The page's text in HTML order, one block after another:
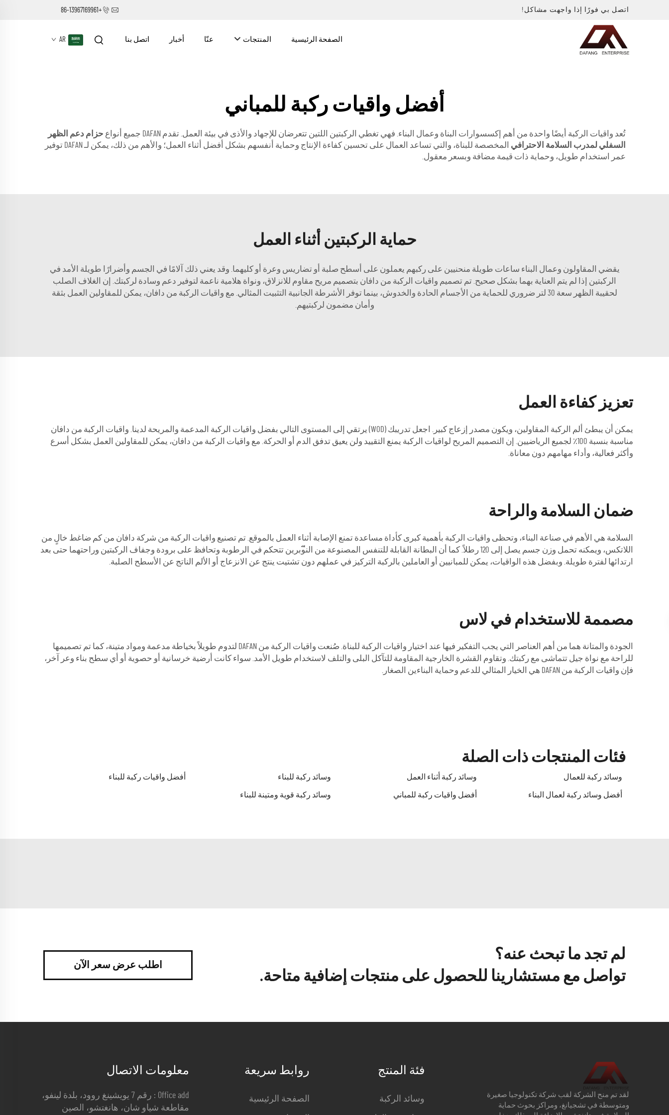
اتصل بي فورًا إذا واجهت مشاكل! +86-13967169961
الصفحة الرئيسية المنتجات عنّا أخبار اتصل بنا AR
أفضل واقيات ركبة للمباني
تُعد واقيات الركبة أيضًا واحدة من أهم إكسسوارات البناة وعمال البناء. فهي تغطي الركبتين اللتين تتعرضان للإجهاد والأذى في بيئة العمل. تقدم DAFAN جميع أنواع
حزام دعم الظهر
السفلي لمدرب السلامة الاحترافي
المخصصة للبناة، والتي تساعد العمال على تحسين كفاءة الإنتاج وحماية أنفسهم بشكل أفضل أثناء العمل؛ والأهم من ذلك، يمكن لـ DAFAN توفير
عمر استخدام طويل، وحماية ذات قيمة مضافة وبسعر معقول.
حماية الركبتين أثناء العمل
يقضي المقاولون وعمال البناء ساعات طويلة منحنيين على ركبهم يعملون على أسطح صلبة أو تضاريس وعرة أو كليهما. وقد يعني ذلك آلامًا في الجسم وأضرارًا طويلة الأمد في
الركبتين إذا لم يتم العناية بهما بشكل صحيح. تم تصميم واقيات الركبة من دافان بتصميم مريح مقاوم للانزلاق، ونواة هلامية ناعمة لتوفير دعم وسادة لركبتك. إن الغلاف الصلب
لحقيبة الظهر سعة 30 لتر ضروري للحماية من الأجسام الحادة والخدوش، بينما توفر الأشرطة الجانبية التثبيت المثالي. مع واقيات الركبة من دافان، يمكن للمقاولين العمل بثقة
وأمان مضمون لركبتيهم.
تعزيز كفاءة العمل
يمكن أن يبطئ ألم الركبة المقاولين، ويكون مصدر إزعاج كبير. اجعل تدريبك (WOD) يرتقي إلى المستوى التالي بفضل واقيات الركبة المدعمة والمريحة لدينا. واقيات الركبة من دافان
مناسبة بنسبة 100٪ لجميع الرياضيين. إن التصميم المريح لواقيات الركبة يمنع التقييد ولن يعيق تدفق الدم أو الحركة. مع واقيات الركبة من دافان، يمكن للمقاولين العمل بشكل أسرع
وأكثر فعالية، وأداء مهامهم دون معاناة.
ضمان السلامة والراحة
السلامة هي الأهم في صناعة البناء، وتحظى واقيات الركبة بأهمية كبرى كأداة مساعدة تمنع الإصابة أثناء العمل بالموقع. تم تصنيع واقيات الركبة من شركة دافان من كم ضاغط خالٍ من
اللاتكس، ويمكنه تحمل وزن جسم يصل إلى 120 رطلاً. كما أن البطانة القابلة للتنفس المصنوعة من النีوبرين تتحكم في الرطوبة وتحافظ على برودة وجفاف الركبتين وراحتهما حتى بعد
ارتدائها لفترة طويلة. وبفضل هذه الواقيات، يمكن للمبانيين أو العاملين بالركبة التركيز في عملهم دون تشتيت ينتج عن الانزعاج أو الألم الناتج عن الأسطح الصلبة.
مصممة للاستخدام في لاس
الجودة والمتانة هما من أهم العناصر التي يجب التفكير فيها عند اختيار واقيات الركبة للبناة. صُنعت واقيات الركبة من DAFAN لتدوم طويلاً بخياطة مدعمة ومواد متينة، كما تم تصميمها
للراحة مع نواة جيل تتماشى مع ركبتك. وتقاوم القشرة الخارجية المقاومة للتآكل البلى والتلف لاستخدام طويل الأمد. سواء كانت أرضية خرسانية أو حصوية أو أي سطح بناء وعر آخر،
فإن واقيات الركبة من DAFAN هي الخيار المثالي للدعم وحماية البناءين الصغار.
فئات المنتجات ذات الصلة
وسائد ركبة للعمال وسائد ركبة أثناء العمل وسائد ركبة للبناء أفضل واقيات ركبة للبناء
أفضل وسائد ركبة لعمال البناء أفضل واقيات ركبة للمباني وسائد ركبة قوية ومتينة للبناء
لم تجد ما تبحث عنه؟
تواصل مع مستشارينا للحصول على منتجات إضافية متاحة.
اطلب عرض سعر الآن
لقد تم منح الشركة لقب شركة تكنولوجيا صغيرة
ومتوسطة في تشجيانغ، ومراكز بحوث حماية
فئة المنتج
وسائد الركبة
روابط سريعة
الصفحة الرئيسية
معلومات الاتصال
Office add : رقم 7 يويشينغ روود، بلدة لينفو،
مقاطعة شياو شان، هانغتشو، الصين